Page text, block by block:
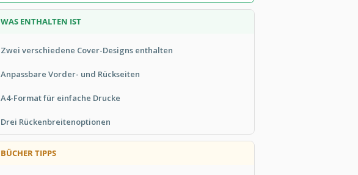
WAS ENTHALTEN IST
Zwei verschiedene Cover-Designs enthalten
Anpassbare Vorder- und Rückseiten
A4-Format für einfache Drucke
Drei Rückenbreitenoptionen
BÜCHER TIPPS